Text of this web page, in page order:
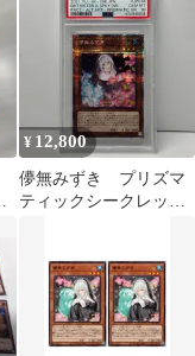
¥ 12,800
儚無みずき プリズマ
ティックシークレット